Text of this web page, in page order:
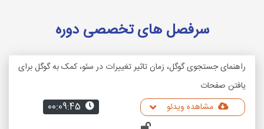
سرفصل های تخصصی دوره
راهنمای جستجوی گوگل، زمان تاثیر تغییرات در سئو، کمک به گوگل برای
یافتن صفحات
مشاهده ویدئو